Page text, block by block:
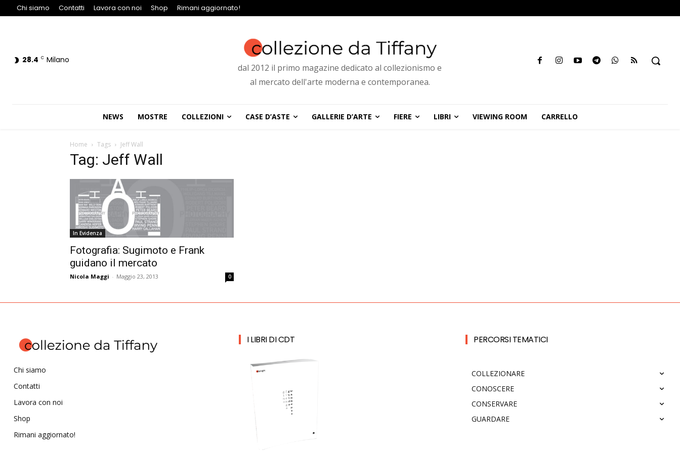
Chi siamo Contatti Lavora con noi Shop Rimani aggiornato!
28.4 C Milano
dal 2012 il primo magazine dedicato al collezionismo e
al mercato dell'arte moderna e contemporanea.
NEWS MOSTRE COLLEZIONI CASE D’ASTE GALLERIE D’ARTE FIERE LIBRI VIEWING ROOM CARRELLO
Home Tags Jeff Wall
Tag: Jeff Wall
In Evidenza
Fotografia: Sugimoto e Frank
guidano il mercato
Nicola Maggi - Maggio 23, 2013 0
Chi siamo
Contatti
Lavora con noi
Shop
Rimani aggiornato!
I LIBRI DI CDT PERCORSI TEMATICI
COLLEZIONARE
CONOSCERE
CONSERVARE
GUARDARE